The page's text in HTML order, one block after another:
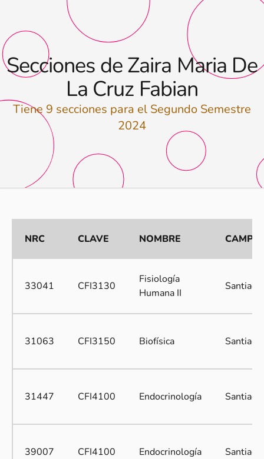
Secciones de Zaira Maria De
La Cruz Fabian
Tiene 9 secciones para el Segundo Semestre
2024
NRC CLAVE NOMBRE
33041 CFI3130
Fisiología
Humana II
Santiago
31063 CFI3150 Biofísica Santiago
31447 CFI4100 Endocrinología Santiago
39007 CFI4100 Endocrinología Santiago